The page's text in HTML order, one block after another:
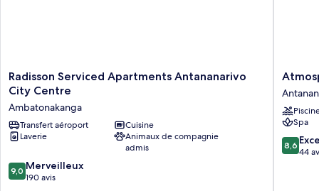
Radisson
Serviced
Apartments
Antananarivo
City
Centre
Radisson Serviced Apartments Antananarivo
City Centre
Ambatonakanga
Transfert aéroport
Cuisine
Laverie
Animaux de compagnie
admis
9.0
sur
9,0 Merveilleux
190 avis
Hotel
&
spa
Spa
8.6
sur
8,6
44